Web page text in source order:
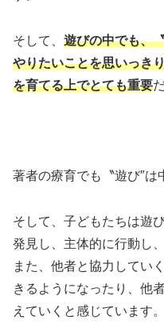
そして、 遊びの中でも、
やりたいことを思いっき
を育てる上でとても重要
著者の療育でも〝遊び″は
そして、子どもたちは遊
発見し、主体的に行動し
また、他者と協力してい
きるようになったり、他
えていくと感じています。